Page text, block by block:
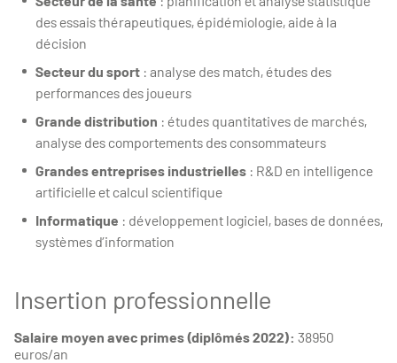
des essais thérapeutiques, épidémiologie, aide à la
décision
Secteur du sport : analyse des match, études des
performances des joueurs
Grande distribution : études quantitatives de marchés,
analyse des comportements des consommateurs
Grandes entreprises industrielles : R&D en intelligence
artificielle et calcul scientifique
Informatique : développement logiciel, bases de données,
systèmes d’information
Insertion professionnelle
Salaire moyen avec primes (diplômés 2022): 38950
euros/an